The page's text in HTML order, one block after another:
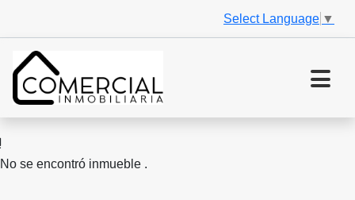
Select Language ▼
No se encontró inmueble .